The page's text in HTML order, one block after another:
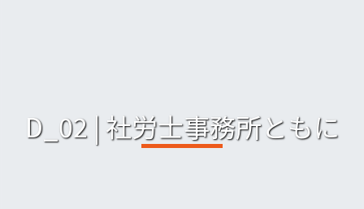
D_02 | 社労士事務所ともに